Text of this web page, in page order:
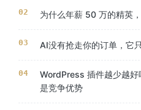
为什么年薪 50 万的精英
AI没有抢走你的订单，它
WordPress 插件越少越好
是竞争优势